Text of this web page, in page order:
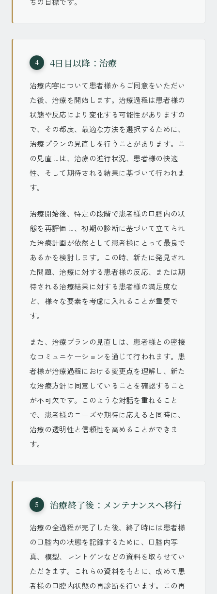
4 4日目以降：治療
治療内容について患者様からご同意をいただい
た後、治療を開始します。治療過程は患者様の
状態や反応により変化する可能性がありますの
で、その都度、最適な方法を選択するために、
治療プランの見直しを行うことがあります。こ
の見直しは、治療の進行状況、患者様の快適
性、そして期待される結果に基づいて行われま
す。
治療開始後、特定の段階で患者様の口腔内の状
態を再評価し、初期の診断に基づいて立てられ
た治療計画が依然として患者様にとって最良で
あるかを検討します。この時、新たに発見され
た問題、治療に対する患者様の反応、または期
待される治療結果に対する患者様の満足度な
ど、様々な要素を考慮に入れることが重要で
す。
また、治療プランの見直しは、患者様との密接
なコミュニケーションを通じて行われます。患
者様が治療過程における変更点を理解し、新た
な治療方針に同意していることを確認すること
が不可欠です。このような対話を重ねること
で、患者様のニーズや期待に応えると同時に、
治療の透明性と信頼性を高めることができま
す。
5 治療終了後：メンテナンスへ移行
治療の全過程が完了した後、終了時には患者様
の口腔内の状態を記録するために、口腔内写
真、模型、レントゲンなどの資料を取らせてい
ただきます。これらの資料をもとに、改めて患
者様の口腔内状態の再診断を行います。この再